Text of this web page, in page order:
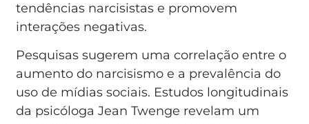
tendências narcisistas e promovem
interações negativas.
Pesquisas sugerem uma correlação entre o
aumento do narcisismo e a prevalência do
uso de mídias sociais. Estudos longitudinais
da psicóloga Jean Twenge revelam um